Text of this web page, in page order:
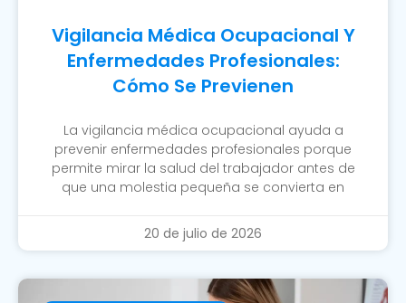
Vigilancia Médica Ocupacional Y
Enfermedades Profesionales:
Cómo Se Previenen
La vigilancia médica ocupacional ayuda a
prevenir enfermedades profesionales porque
permite mirar la salud del trabajador antes de
que una molestia pequeña se convierta en
20 de julio de 2026